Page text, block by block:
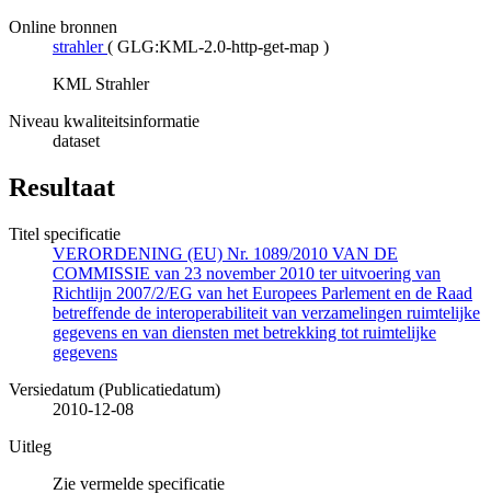
Online bronnen
strahler ( GLG:KML-2.0-http-get-map )
KML Strahler
Niveau kwaliteitsinformatie
dataset
Resultaat
Titel specificatie
VERORDENING (EU) Nr. 1089/2010 VAN DE
COMMISSIE van 23 november 2010 ter uitvoering van
Richtlijn 2007/2/EG van het Europees Parlement en de Raad
betreffende de interoperabiliteit van verzamelingen ruimtelijke
gegevens en van diensten met betrekking tot ruimtelijke
gegevens
Versiedatum (Publicatiedatum)
2010-12-08
Uitleg
Zie vermelde specificatie